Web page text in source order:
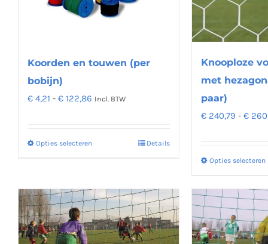
kan
op
productpagina
Koorden en touwen (per
bobijn)
€ 4,21 - € 122,86 Prijsklasse:
€ 122,86
Incl. BTW
Opties selecterenDit
meerdere
variaties.
Deze
Details
Knooploze
met
paar)
€ 240,79 - €
Opties selecteren